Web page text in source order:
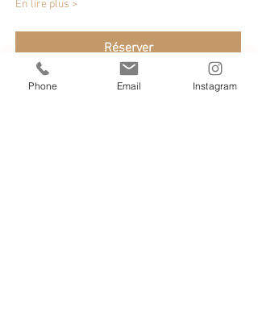
En lire plus >
Réserver
Phone Email Instagram